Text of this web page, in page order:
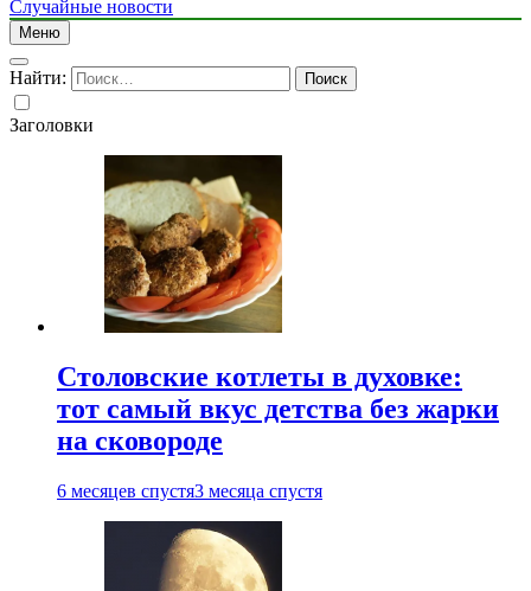
Случайные новости
Меню
Найти:
Заголовки
Столовские котлеты в духовке:
тот самый вкус детства без жарки
на сковороде
6 месяцев спустя3 месяца спустя